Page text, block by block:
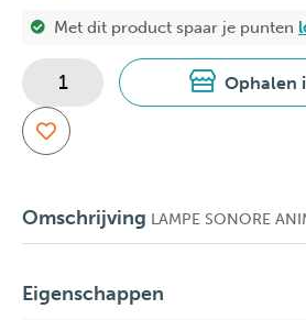
Met dit product spaar je punten
Ophalen
Omschrijving LAMPE SONORE
Eigenschappen